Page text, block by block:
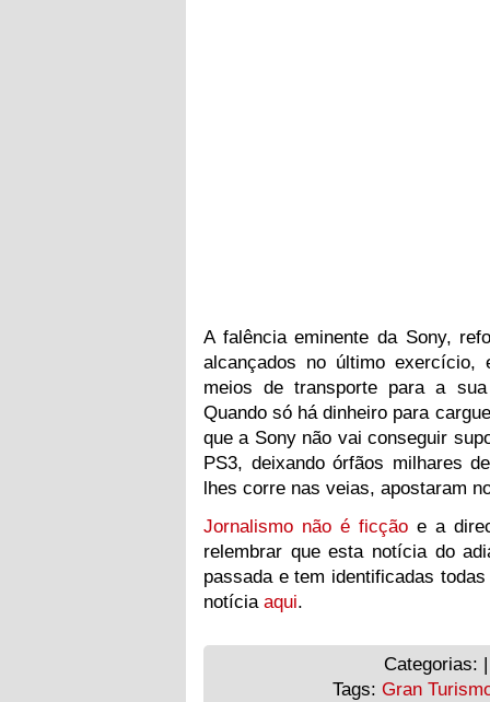
A falência eminente da Sony,
alcançados no último
meios de transporte para a
Quando só há dinheiro para
que a Sony não vai conseguir
PS3, deixando órfãos milhares
lhes corre nas veias, apostaram
Jornalismo não é ficção e a
relembrar que esta notícia do
passada e tem identificadas
notícia aqui.
Categorias:
Tags: Gran